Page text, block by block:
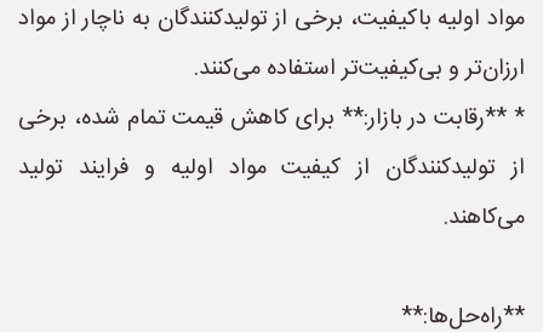
مواد اولیه باکیفیت، برخی از تولیدکنندگان به ناچار از مواد
ارزان‌تر و بی‌کیفیت‌تر استفاده می‌کنند.
* **رقابت در بازار:** برای کاهش قیمت تمام شده، برخی
از تولیدکنندگان از کیفیت مواد اولیه و فرایند تولید
می‌کاهند.
**راه‌حل‌ها:**